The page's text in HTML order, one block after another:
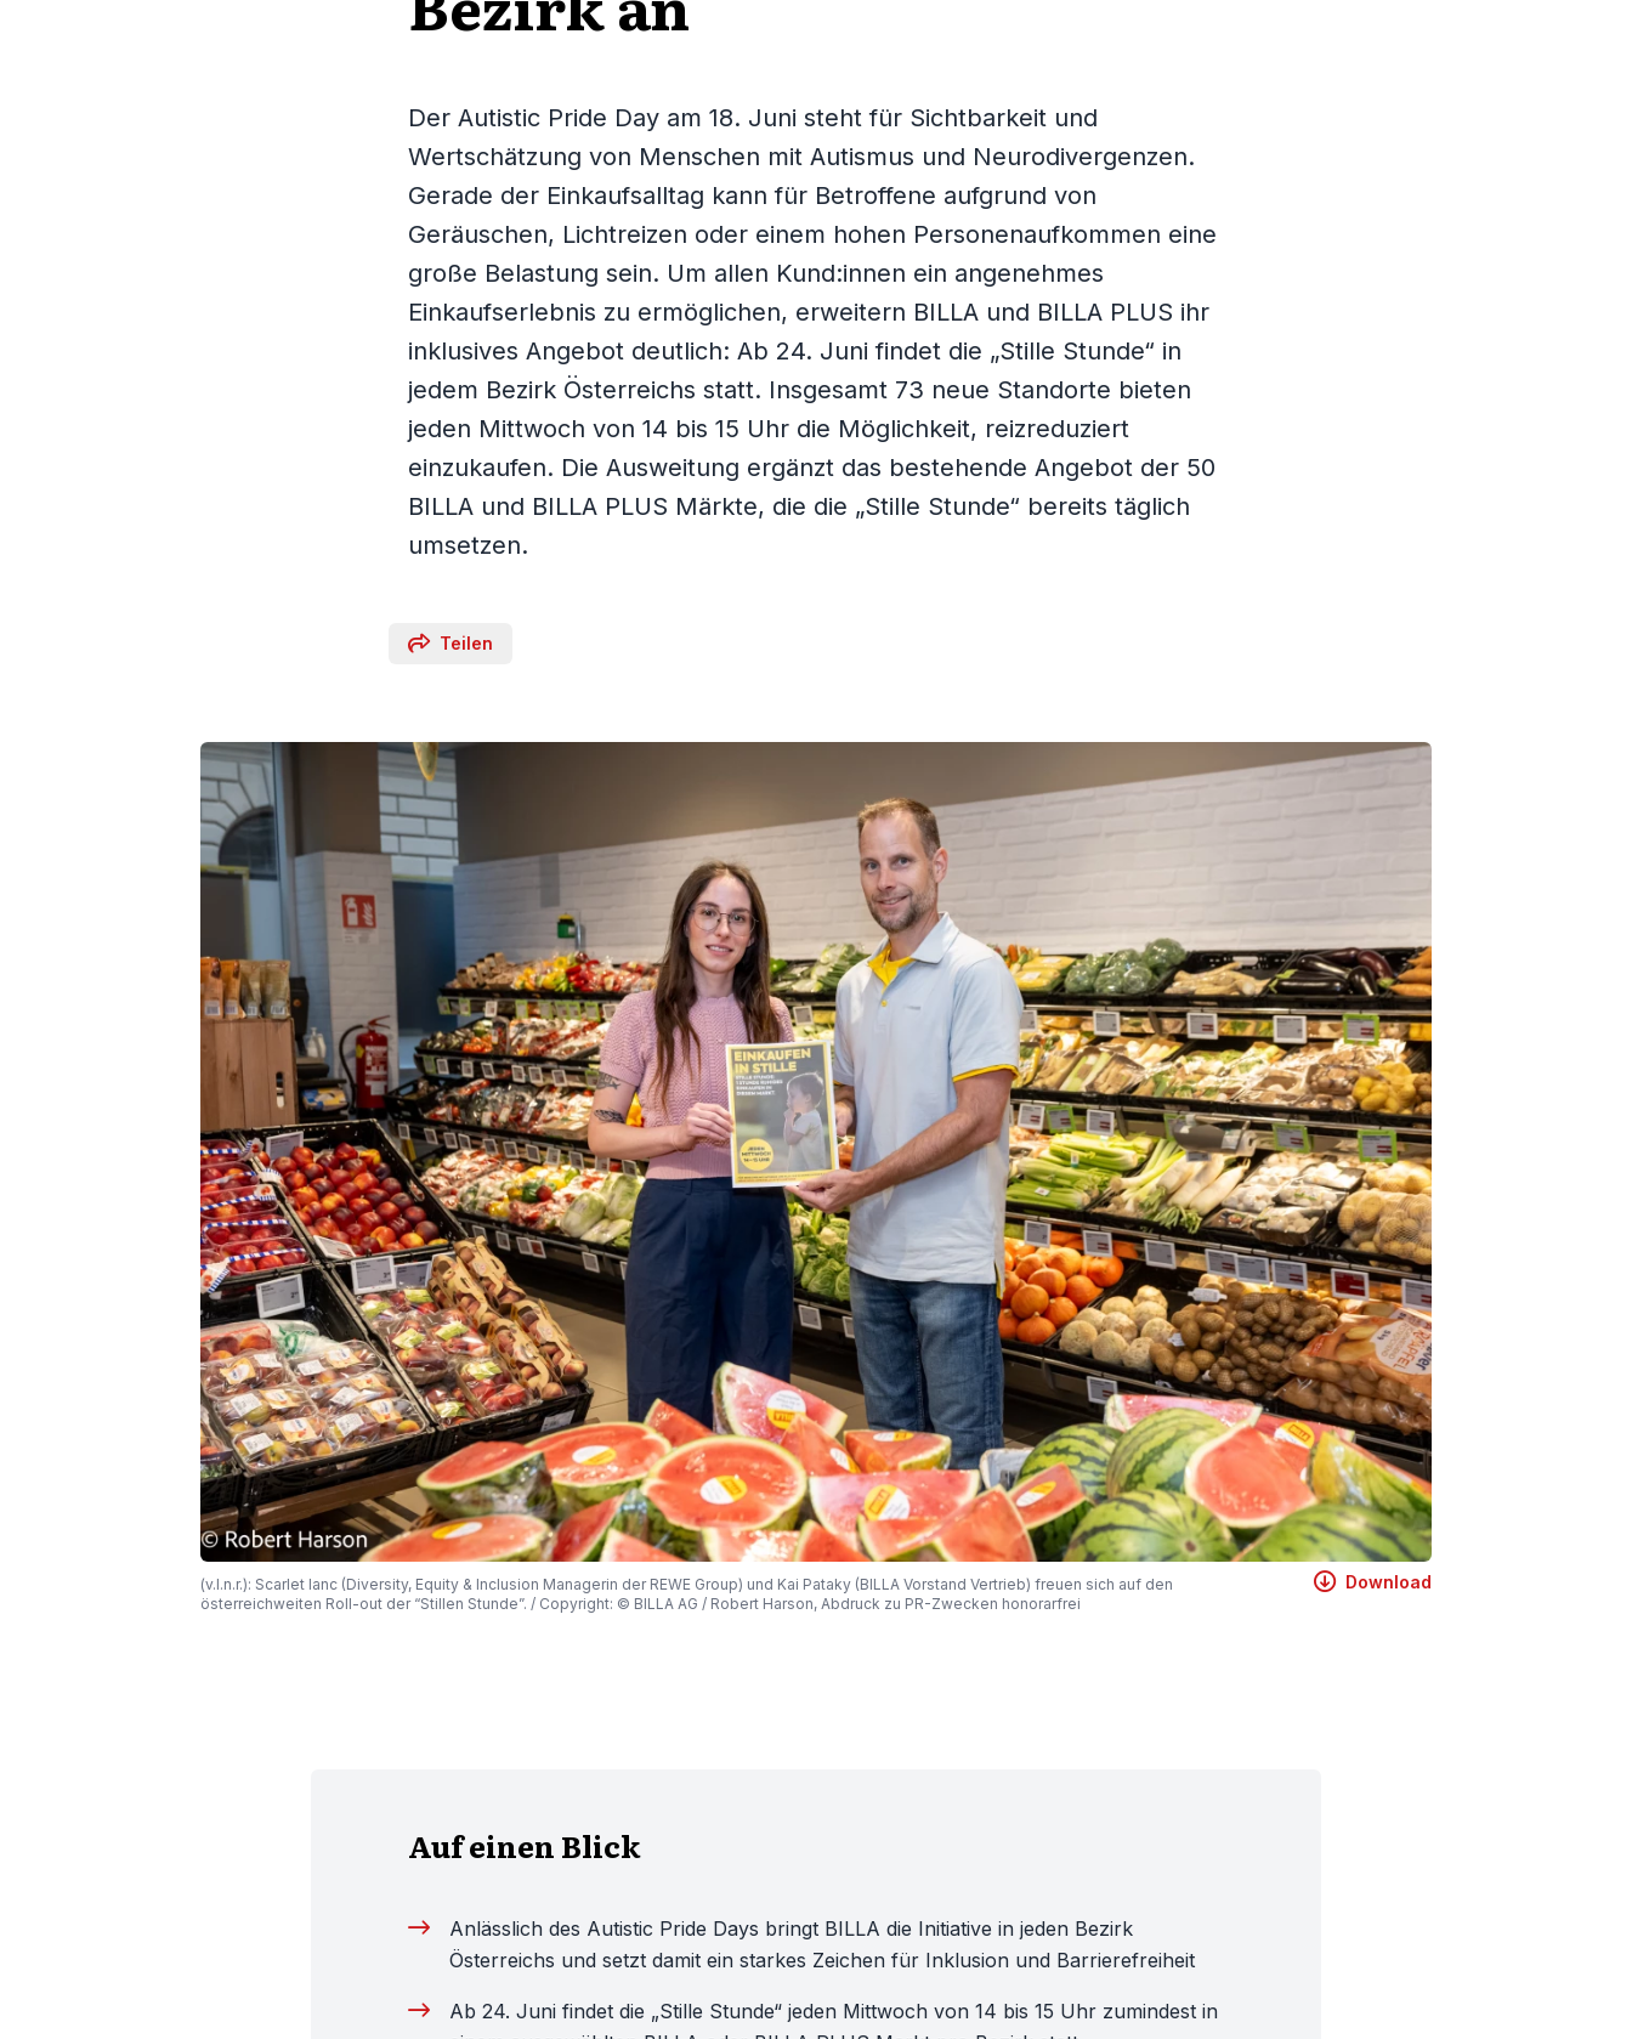
Der Autistic Pride Day am 18. Juni steht für Sichtbarkeit und
Wertschätzung von Menschen mit Autismus und Neurodivergenzen.
Gerade der Einkaufsalltag kann für Betroffene aufgrund von
Geräuschen, Lichtreizen oder einem hohen Personenaufkommen eine
große Belastung sein. Um allen Kund:innen ein angenehmes
Einkaufserlebnis zu ermöglichen, erweitern BILLA und BILLA PLUS ihr
inklusives Angebot deutlich: Ab 24. Juni findet die „Stille Stunde“ in
jedem Bezirk Österreichs statt. Insgesamt 73 neue Standorte bieten
jeden Mittwoch von 14 bis 15 Uhr die Möglichkeit, reizreduziert
einzukaufen. Die Ausweitung ergänzt das bestehende Angebot der 50
BILLA und BILLA PLUS Märkte, die die „Stille Stunde“ bereits täglich
umsetzen.
Teilen
(v.l.n.r.): Scarlet Ianc (Diversity, Equity & Inclusion Managerin der REWE Group) und Kai Pataky (BILLA Vorstand Vertrieb) freuen sich auf den
österreichweiten Roll-out der “Stillen Stunde”. / Copyright: © BILLA AG / Robert Harson, Abdruck zu PR-Zwecken honorarfrei
Download
Auf einen Blick
Anlässlich des Autistic Pride Days bringt BILLA die Initiative in jeden Bezirk
Österreichs und setzt damit ein starkes Zeichen für Inklusion und Barrierefreiheit
Ab 24. Juni findet die „Stille Stunde“ jeden Mittwoch von 14 bis 15 Uhr zumindest in